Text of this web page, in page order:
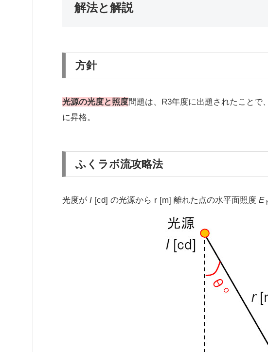
解法と解説
方針
光源の光度と照度問題は、R3年度に出題されたことで、
に昇格。
ふくラボ流攻略法
光度が I [cd] の光源から r [m] 離れた点の水平面照度 E